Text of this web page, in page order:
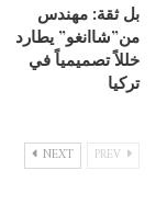
بل ثقة: مهندس
من”شاانغو” يطارد
خللاً تصميمياً في
تركيا
NEXT